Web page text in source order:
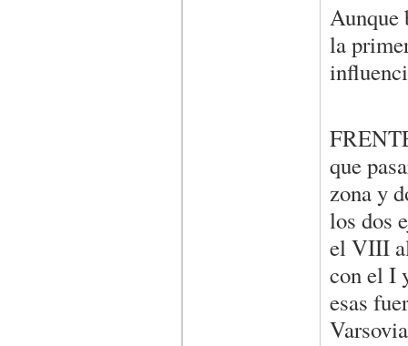
Aunque
la
que
zona y
los dos
el VIII
con el I
esas